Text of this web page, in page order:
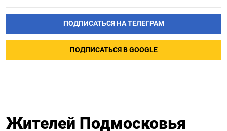
ПОДПИСАТЬСЯ НА ТЕЛЕГРАМ
ПОДПИСАТЬСЯ В GOOGLE
Жителей Подмосковья